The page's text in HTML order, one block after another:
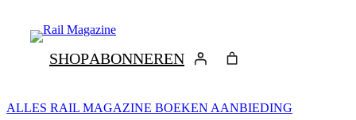
SHOPABONNEREN
ALLES RAIL MAGAZINE BOEKEN AANBIEDING